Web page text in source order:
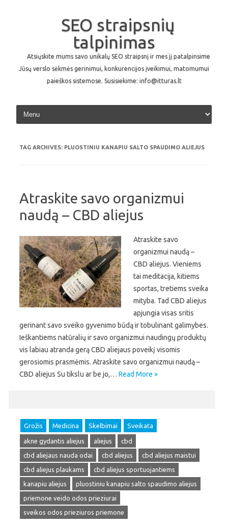
SEO straipsnių
talpinimas
Atsiųskite mums savo unikalų SEO straipsnį ir mes jį patalpinsime
Jūsų verslo sėkmės gerinimui, konkurencijos įveikimui, matomumui
paieškos sistemose. Susisiekime: info@itturas.lt
Skip to content
TAG ARCHIVES: PLUOSTINIU KANAPIU SALTO SPAUDIMO ALIEJUS
Atraskite savo organizmui
naudą – CBD aliejus
Atraskite savo
organizmui naudą –
CBD aliejus. Vieniems
tai meditacija, kitiems
sportas, tretiems sveika
mityba. Tad CBD aliejus
apjungia visas sritis
gerinant savo sveiko gyvenimo būdą ir tobulinant galimybes.
Ieškantiems natūralių ir savo organizmui naudingų produktų
vis labiau atranda gerą CBD aliejaus poveikį visomis
gerosiomis prasmėmis. Atraskite savo organizmui naudą –
CBD aliejus Su tikslu ar be jo,… Read More »
Grožis Medicina Skelbimai Sveikata
akne gydantis aliejus aliejus
cbd
cbd aliejaus nauda odai
cbd aliejus
cbd aliejus maistui
cbd aliejus plaukams
cbd aliejus sportuojantiems
kanapiu aliejus
pluostiniu kanapiu salto spaudimo aliejus
priemone veido odos prieziurai
sveikos odos prieziuros priemone